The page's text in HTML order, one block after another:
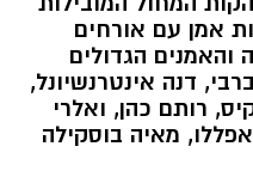
אמן עם אורחים
והאמנים הגדולים
דנה אינטרנשיונל,
רותם כהן, ואלרי
מאיה בוסקילה